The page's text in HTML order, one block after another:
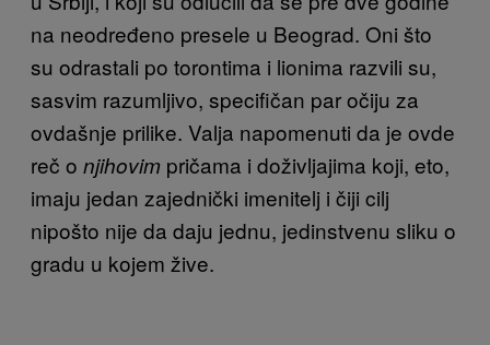
na neodređeno presele u Beograd. Oni što
su odrastali po torontima i lionima razvili su,
sasvim razumljivo, specifičan par očiju za
ovdašnje prilike. Valja napomenuti da je ovde
reč o njihovim pričama i doživljajima koji, eto,
imaju jedan zajednički imenitelj i čiji cilj
nipošto nije da daju jednu, jedinstvenu sliku o
gradu u kojem žive.